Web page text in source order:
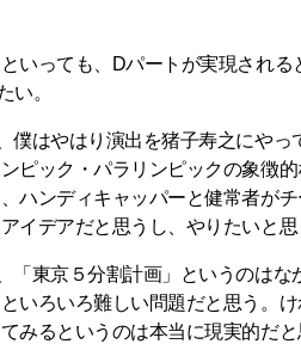
いっても、Dパートが実現され
い。
僕はやはり演出を猪子寿之にやっ
ピック・パラリンピックの象徴
ハンディキャッパーと健常者が
イデアだと思うし、やりたいと
「東京５分割計画」というのはな
いろいろ難しい問題だと思う。
みるというのは本当に現実的だ